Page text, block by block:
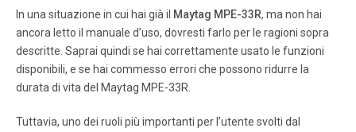
Figure 6 The Merit Plus Electric Fireplace is provided with
an Infrared l ight R emote Control.
Pagina 8
NOTE: DIAGRAMS & ILLUSTRA TIONS NOT TO SCALE. 8
designed to provide many years of trouble-free service.
In una situazione in cui hai già il Maytag MPE-33R, ma non hai
ancora letto il manuale d’uso, dovresti farlo per le ragioni sopra
descritte. Saprai quindi se hai correttamente usato le funzioni
disponibili, e se hai commesso errori che possono ridurre la
durata di vita del Maytag MPE-33R.
Tuttavia, uno dei ruoli più importanti per l’utente svolti dal